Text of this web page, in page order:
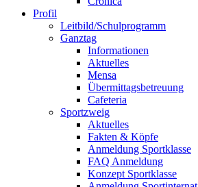
Profil
Leitbild/Schulprogramm
Ganztag
Informationen
Aktuelles
Mensa
Übermittagsbetreuung
Cafeteria
Sportzweig
Aktuelles
Fakten & Köpfe
Anmeldung Sportklasse
FAQ Anmeldung
Konzept Sportklasse